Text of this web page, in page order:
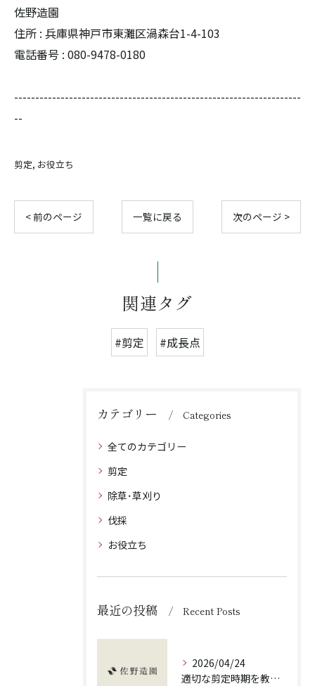
佐野造園
住所 : 兵庫県神戸市東灘区渦森台1-4-103
電話番号 : 080-9478-0180
--------------------------------------------------------------------
--
剪定 お役立ち
< 前のページ 一覧に戻る 次のページ >
関連タグ
#剪定 #成長点
カテゴリー Categories
全てのカテゴリー
剪定
除草･草刈り
伐採
お役立ち
最近の投稿 Recent Posts
2026/04/24
適切な剪定時期を教えます！